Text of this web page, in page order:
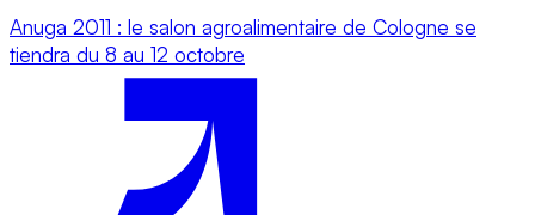
Anuga 2011 : le salon agroalimentaire de Cologne se
tiendra du 8 au 12 octobre